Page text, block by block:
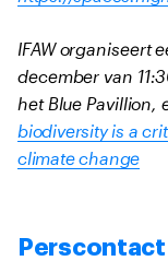
IFAW organiseert
december van
het Blue Pavillion,
biodiversity is a
climate change
Perscontact